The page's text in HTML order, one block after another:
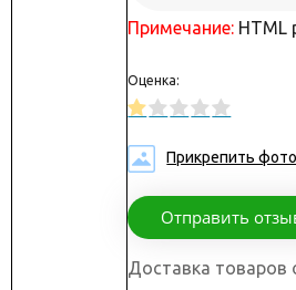
Примечание: HTML
Оценка:
Прикрепить
Отправить
Доставка товаров